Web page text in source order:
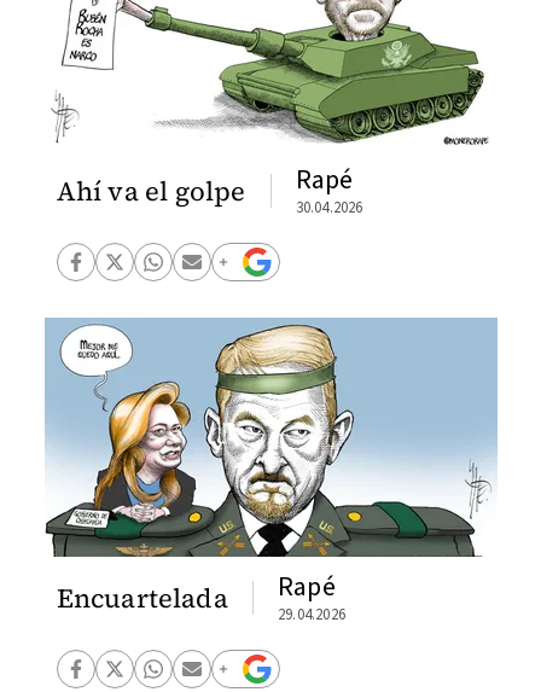
Ahí va el golpe Rapé
30.04.2026
Encuartelada Rapé
29.04.2026